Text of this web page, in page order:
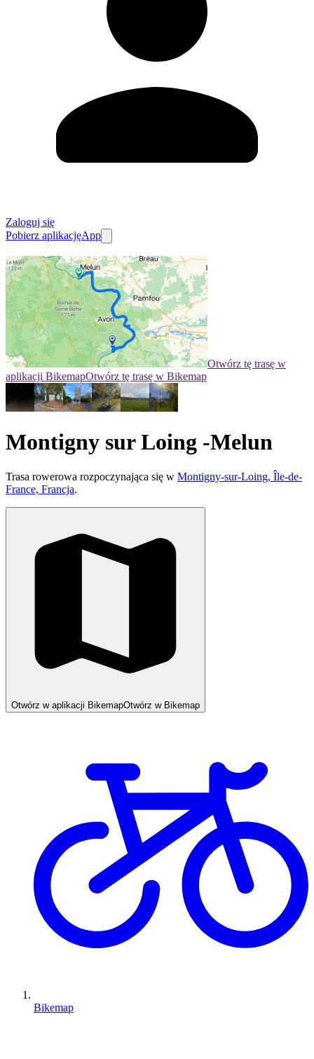
Zaloguj się
Pobierz aplikacjęApp
Otwórz tę trasę w
aplikacji BikemapOtwórz tę trasę w Bikemap
Montigny sur Loing -Melun
Trasa rowerowa rozpoczynająca się w Montigny-sur-Loing, Île-de-
France, Francja.
Otwórz w aplikacji BikemapOtwórz w Bikemap
Bikemap